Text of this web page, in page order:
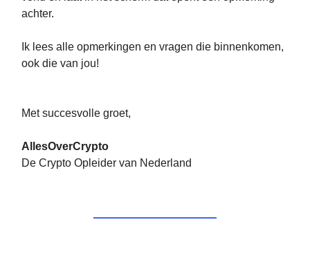
achter.
Ik lees alle opmerkingen en vragen die binnenkomen,
ook die van jou!
Met succesvolle groet,
AllesOverCrypto
De Crypto Opleider van Nederland